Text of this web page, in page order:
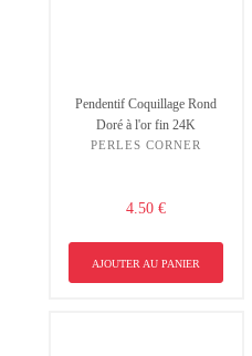
Pendentif Coquillage Rond
Doré à l'or fin 24K
PERLES CORNER
4.50 €
AJOUTER AU PANIER